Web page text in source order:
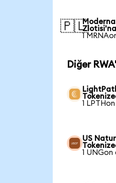
🇵🇱Zlotisi'na
1
Diğer
1
US
1